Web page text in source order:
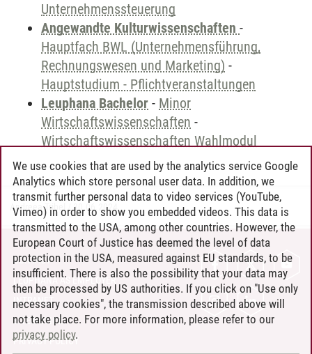
Unternehmenssteuerung
Angewandte Kulturwissenschaften -
Hauptfach BWL (Unternehmensführung,
Rechnungswesen und Marketing) -
Hauptstudium - Pflichtveranstaltungen
Leuphana Bachelor - Minor
Wirtschaftswissenschaften -
Wirtschaftswissenschaften Wahlmodul
Andreea Tribel 30.06.2024
CONTACT
LEUPHANA AS EMPLOYER
INTRANET
SITE NOTICE
PRIVACY POLICY
We use cookies that are used by the analytics service Google
Analytics which store personal user data. In addition, we
transmit further personal data to video services (YouTube,
Vimeo) in order to show you embedded videos. This data is
transmitted to the USA, among other countries. However, the
European Court of Justice has deemed the level of data
protection in the USA, measured against EU standards, to be
insufficient. There is also the possibility that your data may
then be processed by US authorities. If you click on "Use only
necessary cookies", the transmission described above will
not take place. For more information, please refer to our
privacy policy.